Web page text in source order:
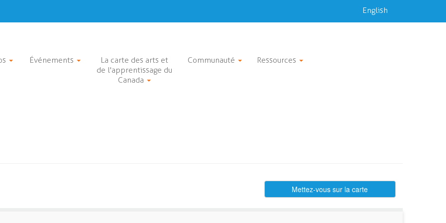
English
Événements
La carte des arts et
de l'apprentissage du
Canada
Communauté Ressources
Mettez-vous sur la carte